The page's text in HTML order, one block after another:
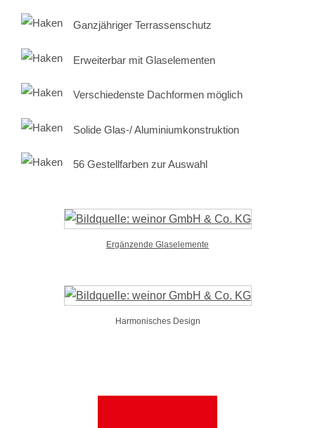
Ganzjähriger Terrassenschutz
Erweiterbar mit Glaselementen
Verschiedenste Dachformen möglich
Solide Glas-/ Aluminiumkonstruktion
56 Gestellfarben zur Auswahl
Ergänzende Glaselemente
Harmonisches Design